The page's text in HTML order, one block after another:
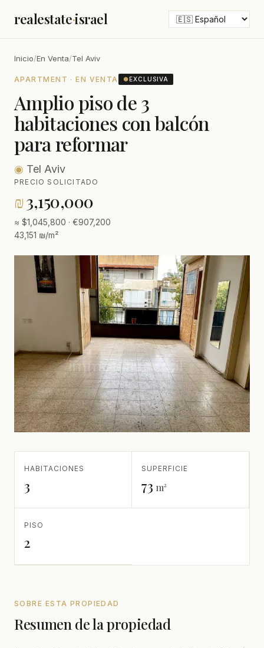
realestate·israel
Inicio/En Venta/Tel Aviv
APARTMENT · EN VENTA ●EXCLUSIVA
Amplio piso de 3
habitaciones con balcón
para reformar
◉ Tel Aviv
PRECIO SOLICITADO
₪3,150,000
≈ $1,045,800 · €907,200
43,151 ₪/m²
HABITACIONES
3
SUPERFICIE
73 m²
PISO
2
SOBRE ESTA PROPIEDAD
Resumen de la propiedad